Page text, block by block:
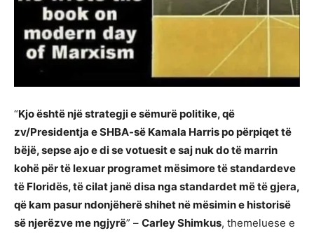
“Kjo është një strategji e sëmurë politike, që
zv/Presidentja e SHBA-së Kamala Harris po përpiqet të
bëjë, sepse ajo e di se votuesit e saj nuk do të marrin
kohë për të lexuar programet mësimore të standardeve
të Floridës, të cilat janë disa nga standardet më të gjera,
që kam pasur ndonjëherë shihet në mësimin e historisë
së njerëzve me ngjyrë” – Carley Shimkus, themeluese e